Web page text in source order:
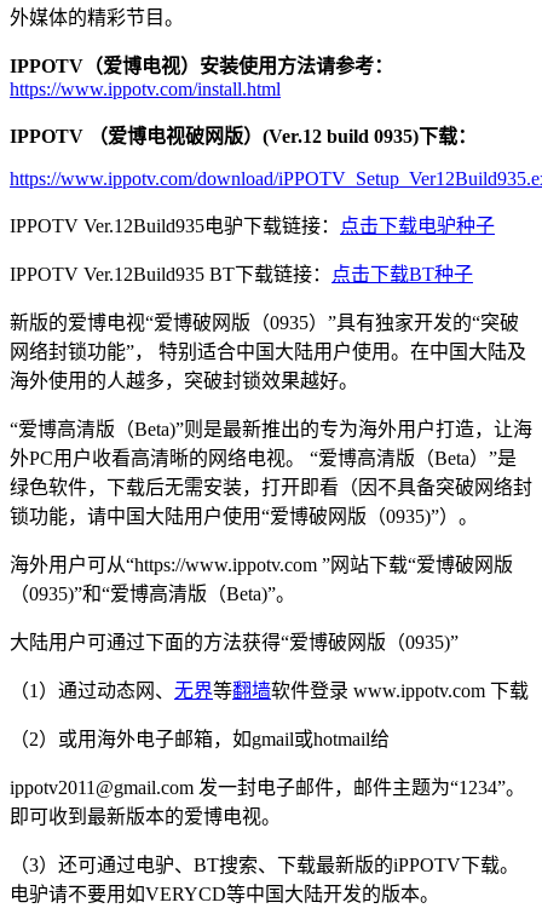
外媒体的精彩节目。
IPPOTV（爱博电视）安装使用方法请参考：
https://www.ippotv.com/install.html
IPPOTV （爱博电视破网版）(Ver.12 build 0935)下载：
https://www.ippotv.com/download/
IPPOTV Ver.12Build935电驴下载链接： 点击下载电驴种子
IPPOTV Ver.12Build935 BT下载链接： 点击下载BT种子
新版的爱博电视“爱博破网版（0935）”具有独家开发的“突破
网络封锁功能”， 特别适合中国大陆用户使用。在中国大陆及
海外使用的人越多，突破封锁效果越好。
“爱博高清版（Beta)”则是最新推出的专为海外用户打造，让海
外PC用户收看高清晰的网络电视。 “爱博高清版（Beta）”是
绿色软件，下载后无需安装，打开即看（因不具备突破网络封
锁功能，请中国大陆用户使用“爱博破网版（0935)”）。
海外用户可从“https://www.ippotv​​.com ”网站下载“爱博破网版
（0935)”和“爱博高清版（Beta)”。
大陆用户可通过下面的方法获得“爱博破网版（0935)”
（1）通过动态网、 无界等翻墙软件登录 www.ippotv​​.com 下载
（2）或用海外电子邮箱，如gmail或hotmail给
ippotv​​2011@gmail.com 发一封电子邮件，邮件主题为“1234”。
即可收到最新版本的爱博电视。
（3）还可通过电驴、BT搜索、下载最新版的iPPOTV下载。
电驴请不要用如VERYCD等中国大陆开发的版本。